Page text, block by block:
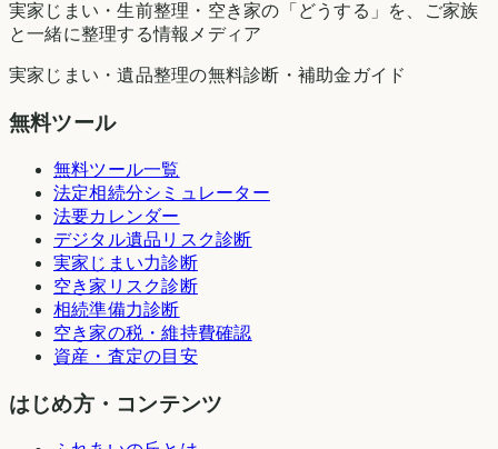
実家じまい・生前整理・空き家の「どうする」を、ご家族
と一緒に整理する情報メディア
実家じまい・遺品整理の無料診断・補助金ガイド
無料ツール
無料ツール一覧
法定相続分シミュレーター
法要カレンダー
デジタル遺品リスク診断
実家じまい力診断
空き家リスク診断
相続準備力診断
空き家の税・維持費確認
資産・査定の目安
はじめ方・コンテンツ